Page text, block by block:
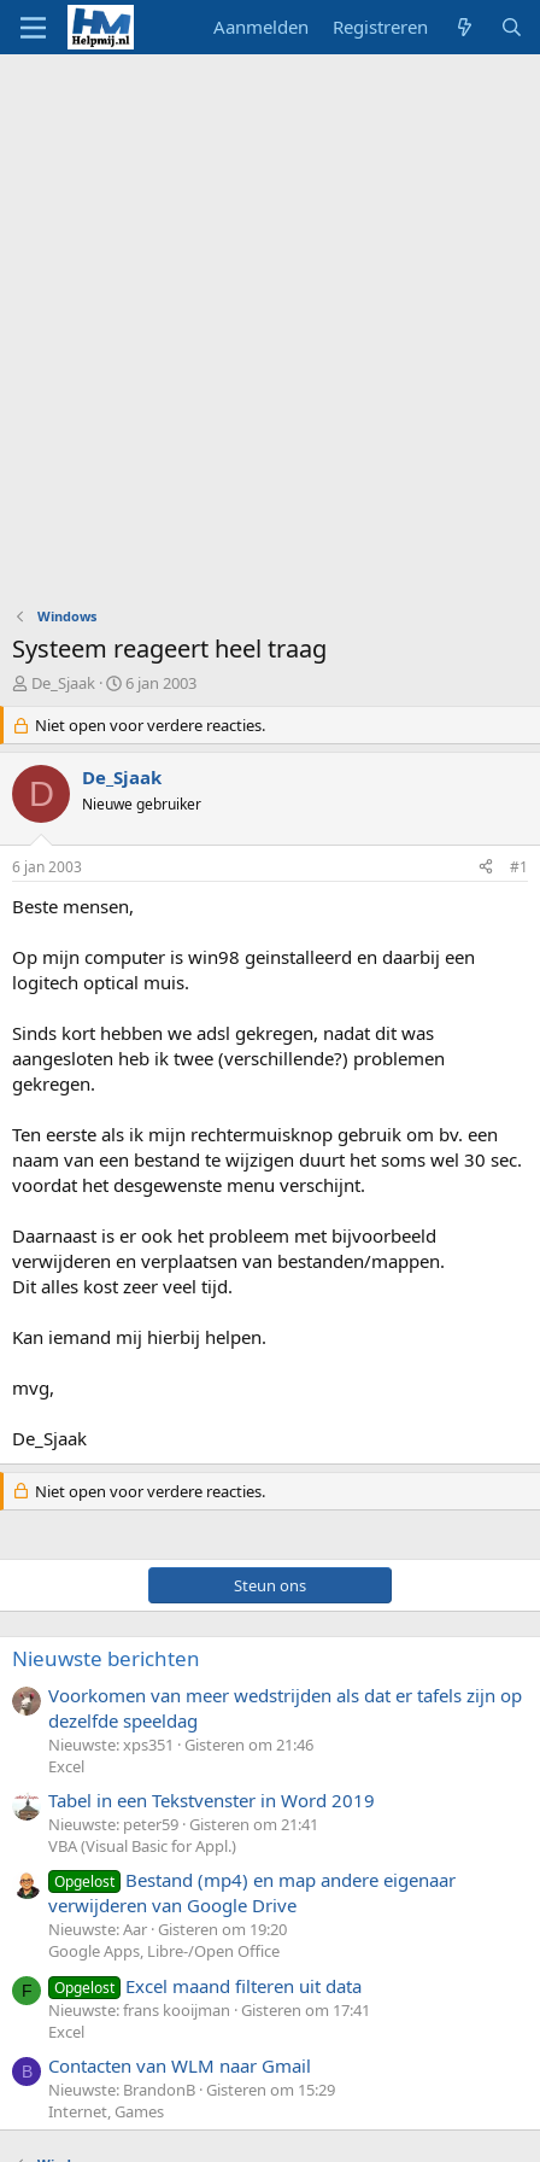
Aanmelden Registreren
Windows
Systeem reageert heel traag
O
d
e
r
w
e
s
t
a
t
e
De_Sjaak
S
a
r
t
d
a
m
6 jan 2003
Niet open voor verdere reacties.
D De_Sjaak
Nieuwe gebruiker
6 jan 2003 #1
Beste mensen,
Op mijn computer is win98 geinstalleerd en daarbij een
logitech optical muis.
Sinds kort hebben we adsl gekregen, nadat dit was
aangesloten heb ik twee (verschillende?) problemen
gekregen.
Ten eerste als ik mijn rechtermuisknop gebruik om bv. een
naam van een bestand te wijzigen duurt het soms wel 30 sec.
voordat het desgewenste menu verschijnt.
Daarnaast is er ook het probleem met bijvoorbeeld
verwijderen en verplaatsen van bestanden/mappen.
Dit alles kost zeer veel tijd.
Kan iemand mij hierbij helpen.
mvg,
De_Sjaak
Niet open voor verdere reacties.
Steun ons
Nieuwste berichten
Voorkomen van meer wedstrijden als dat er tafels zijn op
dezelfde speeldag
Nieuwste: xps351
Gisteren om 21:46
Excel
Tabel in een Tekstvenster in Word 2019
Nieuwste: peter59 Gisteren om 21:41
VBA (Visual Basic for Appl.)
Opgelost Bestand (mp4) en map andere eigenaar
verwijderen van Google Drive
Nieuwste: Aar Gisteren om 19:20
Google Apps, Libre-/Open Office
F Opgelost Excel maand filteren uit data
Nieuwste: frans kooijman
Gisteren om 17:41
Excel
B Contacten van WLM naar Gmail
Nieuwste: BrandonB Gisteren om 15:29
Internet, Games